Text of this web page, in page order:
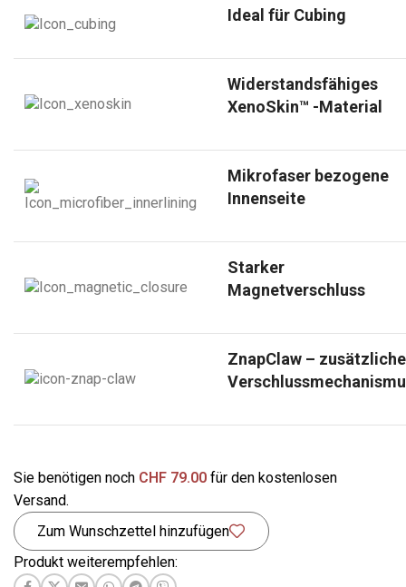
Ideal für Cubing
Widerstandsfähiges
XenoSkin™ -Material
Mikrofaser bezogene
Innenseite
Starker
Magnetverschluss
ZnapClaw –
Sie benötigen noch CHF 79.00 für den kostenlosen
Versand.
Zum Wunschzettel hinzufügen
Produkt weiterempfehlen: